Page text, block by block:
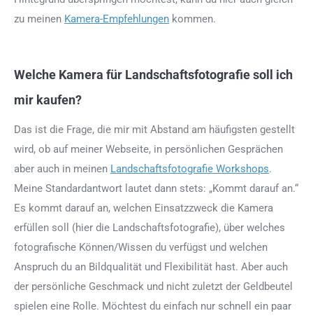
zu meinen Kamera-Empfehlungen kommen.
Welche Kamera für Landschaftsfotografie soll ich
mir kaufen?
Das ist die Frage, die mir mit Abstand am häufigsten gestellt
wird, ob auf meiner Webseite, in persönlichen Gesprächen
aber auch in meinen Landschaftsfotografie Workshops.
Meine Standardantwort lautet dann stets: „Kommt darauf an.“
Es kommt darauf an, welchen Einsatzzweck die Kamera
erfüllen soll (hier die Landschaftsfotografie), über welches
fotografische Können/Wissen du verfügst und welchen
Anspruch du an Bildqualität und Flexibilität hast. Aber auch
der persönliche Geschmack und nicht zuletzt der Geldbeutel
spielen eine Rolle. Möchtest du einfach nur schnell ein paar